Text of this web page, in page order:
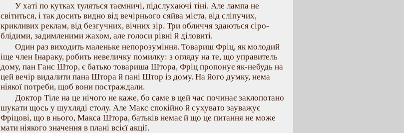
У хаті по кутках туляться таємничі, підслухаючі тіні. Але лампа не
світиться, і так досить видно від вечірнього сяйва міста, від сліпучих,
крикливих реклам, від безгучних, вічних зір. Три обличчя здаються сіро-
блідими, задимленими жахом, але голоси рівні й діловиті.
Один раз виходить маленьке непорозуміння. Товариш Фріц, як молодий
іще член Інараку, робить невеличку помилку: з огляду на те, що управитель
дому, пан Ганс Штор, є батько товариша Штора, Фріц пропонує як-небудь на
цей вечір видалити пана Штора й пані Штор із дому. На його думку, нема
ніякої потреби, щоб вони постраждали.
Доктор Тіле на це нічого не каже, бо саме в цей час починає заклопотано
шукати щось у шухляді столу. Але Макс спокійно й сухувато зауважує
Фріцові, що в нього, Макса Штора, батьків немає й що це питання не може
мати ніякого значення в плані всієї акції.